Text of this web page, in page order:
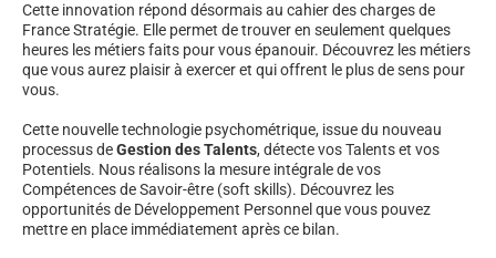
Cette innovation répond désormais au cahier des charges de
France Stratégie. Elle permet de trouver en seulement quelques
heures les métiers faits pour vous épanouir. Découvrez les métiers
que vous aurez plaisir à exercer et qui offrent le plus de sens pour
vous.
Cette nouvelle technologie psychométrique, issue du nouveau
processus deGestion des Talents, détecte vos Talents et vos
Potentiels. Nous réalisons la mesure intégrale de vos
Compétences de Savoir-être (soft skills). Découvrez les
opportunités de Développement Personnel que vous pouvez
mettre en place immédiatement après ce bilan.